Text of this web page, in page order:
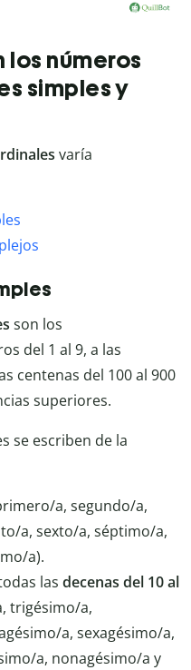
los números
simples y
varía
son los
del 1 al 9, a las
centenas del 100 al 900
superiores.
se escriben de la
a, segundo/a,
a, sexto/a, séptimo/a,
a).
las decenas del 10 al
trigésimo/a,
a, sexagésimo/a,
a, nonagésimo/a y